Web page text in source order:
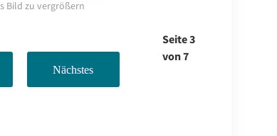
Bild zu vergrößern
Nächstes
Seite 3
von 7